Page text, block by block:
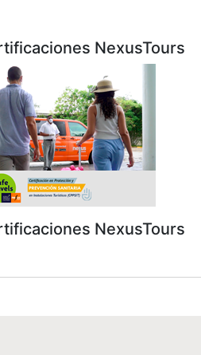
NexusTours
NexusTours